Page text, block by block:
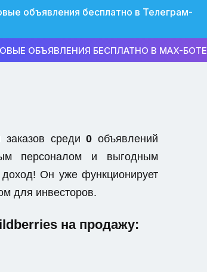
объявления бесплатно в Телеграм-
ОБЪЯВЛЕНИЯ БЕСПЛАТНО В MAX-БОТЕ
заказов среди0 объявлений
персоналом и выгодным
Он уже функционирует
для инвесторов.
на продажу: